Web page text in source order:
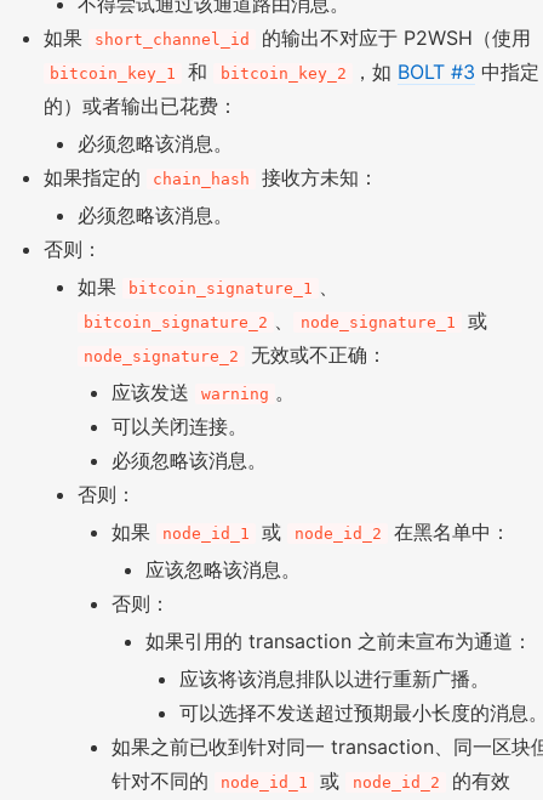
如果
short_channel_id 的输出不对应于 P2WSH（使用
bitcoin_key_1 和 bitcoin_key_2 ，如 BOLT #3 中指定
的）或者输出已花费：
必须忽略该消息。
如果指定的
chain_hash
接收方未知：
必须忽略该消息。
否则：
如果
bitcoin_signature_1
bitcoin_signature_2 node_signature_1 或
node_signature_2
无效或不正确：
应该发送
warning 。
可以关闭连接。
必须忽略该消息。
否则：
如果
node_id_1 或 node_id_2
在黑名单中：
应该忽略该消息。
否则：
如果引用的 transaction 之前未宣布为通道：
应该将该消息排队以进行重新广播。
可以选择不发送超过预期最小长度的消息
如果之前已收到针对同一 transaction、同一区块
针对不同的
node_id_1 或 node_id_2 的有效